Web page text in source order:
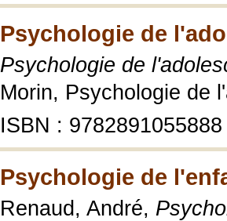
Psychologie de
Psychologie de
Morin, Psychologie de
ISBN : 9782891055888
Psychologie de
Renaud, André,